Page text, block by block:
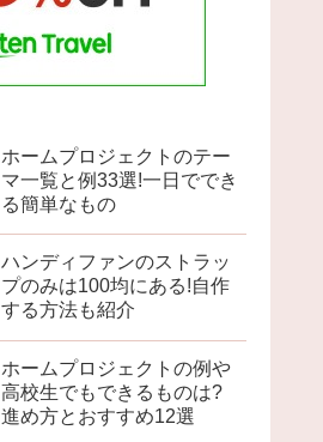
ホームプロジェクトのテー
マ一覧と例33選!一日ででき
る簡単なもの
ハンディファンのストラッ
プのみは100均にある!自作
する方法も紹介
ホームプロジェクトの例や
高校生でもできるものは?
進め方とおすすめ12選